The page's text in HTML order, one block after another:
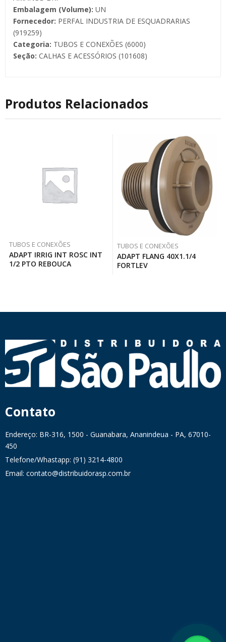
Embalagem (Volume): UN
Fornecedor: PERFAL INDUSTRIA DE ESQUADRARIAS
(919259)
Categoria: TUBOS E CONEXÕES (6000)
Seção: CALHAS E ACESSÓRIOS (101608)
Produtos Relacionados
TUBOS E CONEXÕES
ADAPT IRRIG INT ROSC INT
1/2 PTO REBOUCA
TUBOS E CONEXÕES
ADAPT FLANG 40X1.1/4
FORTLEV
Contato
Endereço: BR-316, 1500 - Guanabara, Ananindeua - PA, 67010-
450
Telefone/Whastapp: (91) 3214-4800
Email: contato@distribuidorasp.com.br